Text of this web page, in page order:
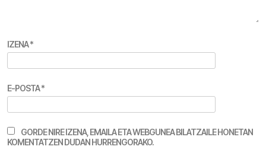
IZENA*
E-POSTA*
GORDE NIRE IZENA, EMAILA ETA WEBGUNEA BILATZAILE HONETAN
KOMENTATZEN DUDAN HURRENGORAKO.